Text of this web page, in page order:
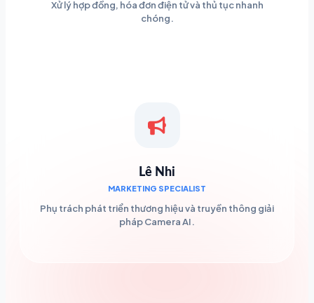
Xử lý hợp đồng, hóa đơn điện tử và thủ tục nhanh
chóng.
Lê Nhi
MARKETING SPECIALIST
Phụ trách phát triển thương hiệu và truyền thông giải
pháp Camera AI.